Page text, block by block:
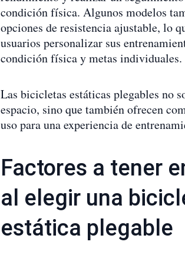
condición física. Algunos modelos
opciones de resistencia ajustable, lo
usuarios personalizar sus
condición física y metas individuales.
Las bicicletas estáticas plegables no
espacio, sino que también ofrecen
uso para una experiencia de
Factores a tener
al elegir una
estática plegable